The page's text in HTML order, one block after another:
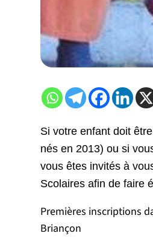
Si votre enfant doit
nés en 2013) ou si
vous êtes invités à
Scolaires afin de faire
Premières inscriptions
Briançon